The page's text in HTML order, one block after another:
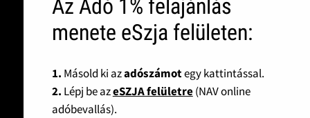
Az Adó 1% felajánlás
menete eSzja felületen:
1. Másold ki azadószámotegy kattintással.
2. Lépj be azeSZJA felületre(NAV online
adóbevallás).